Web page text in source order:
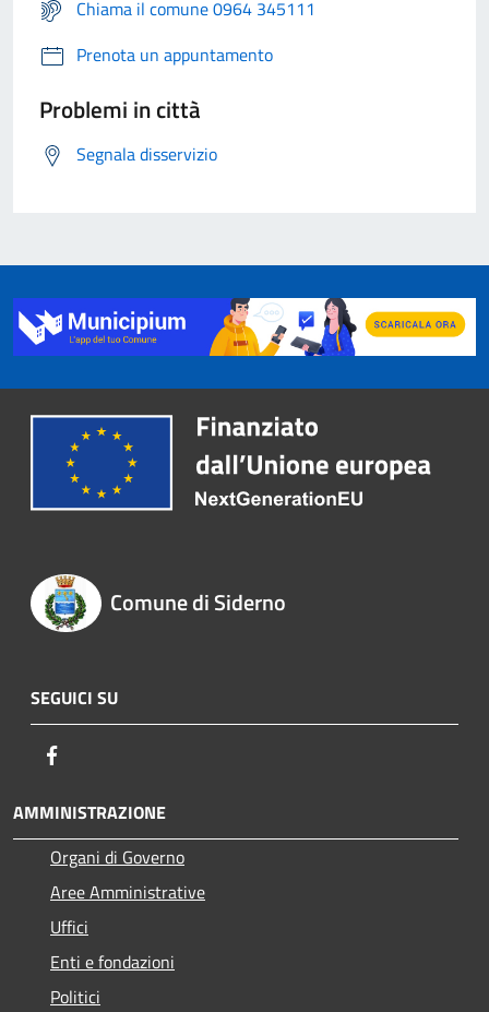
Chiama il comune 0964 345111
Prenota un appuntamento
Problemi in città
Segnala disservizio
Comune di Siderno
SEGUICI SU
AMMINISTRAZIONE
Organi di Governo
Aree Amministrative
Uffici
Enti e fondazioni
Politici